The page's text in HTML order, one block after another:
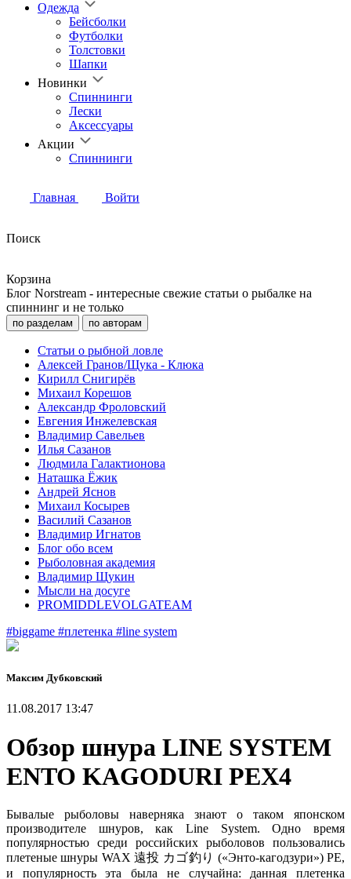
Одежда
Бейсболки
Футболки
Толстовки
Шапки
Новинки
Спиннинги
Лески
Аксессуары
Акции
Спиннинги
Главная Войти
Поиск
Корзина
Блог Norstream - интересные свежие статьи о рыбалке на
спиннинг и не только
по разделам по авторам
Статьи о рыбной ловле
Алексей Гранов/Щука - Клюка
Кирилл Снигирёв
Михаил Корешов
Александр Фроловский
Евгения Инжелевская
Владимир Савельев
Илья Сазанов
Людмила Галактионова
Наташка Ёжик
Андрей Яснов
Михаил Косырев
Василий Сазанов
Владимир Игнатов
Блог обо всем
Рыболовная академия
Владимир Щукин
Мысли на досуге
PROMIDDLEVOLGATEAM
#biggame #плетенка #line system
Максим Дубковский
11.08.2017 13:47
Обзор шнура LINE SYSTEM
ENTO KAGODURI PEX4
Бывалые рыболовы наверняка знают о таком японском
производителе шнуров, как Line System. Одно время
популярностью среди российских рыболовов пользовались
плетеные шнуры WAX 遠投 カゴ釣り («Энто-кагодзури») PE,
и популярность эта была не случайна: данная плетенка